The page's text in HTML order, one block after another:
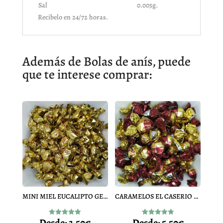
Sal
0.005g.
Recibelo en 24/72 horas.
Además de Bolas de anís, puede
que te interese comprar:
MINI MIEL EUCALIPTO GERIO
Valorado
CARAMELOS EL CASERIO DULCE DE LECHE SIN AZÚCAR
Valorado